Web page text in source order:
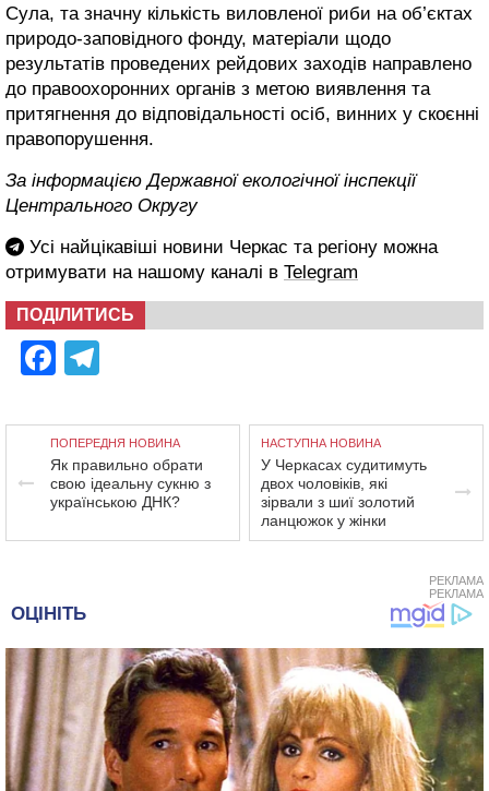
Сула, та значну кількість виловленої риби на об’єктах
природо-заповідного фонду, матеріали щодо
результатів проведених рейдових заходів направлено
до правоохоронних органів з метою виявлення та
притягнення до відповідальності осіб, винних у скоєнні
правопорушення.
За інформацією Державної екологічної інспекції
Центрального Округу
Усі найцікавіші новини Черкас та регіону можна
отримувати на нашому каналі в Telegram
ПОДІЛИТИСЬ
Facebook
ПОПЕРЕДНЯ НОВИНА
Як правильно обрати
свою ідеальну сукню з
українською ДНК?
НАСТУПНА НОВИНА
У Черкасах судитимуть
двох чоловіків, які
зірвали з шиї золотий
ланцюжок у жінки
РЕКЛАМА
РЕКЛАМА